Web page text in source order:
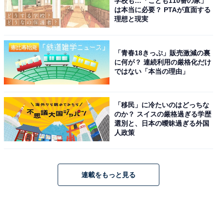
は本当に必要？ PTAが直面する
理想と現実
「青春18きっぷ」販売激減の裏
に何が？ 連続利用の厳格化だけ
ではない「本当の理由」
「移民」に冷たいのはどっちな
のか？ スイスの厳格過ぎる学歴
選別と、日本の曖昧過ぎる外国
人政策
連載をもっと見る